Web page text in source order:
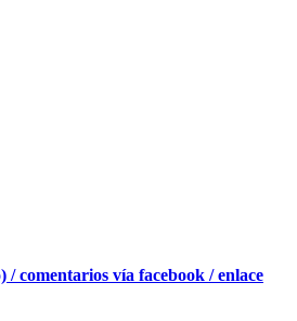
/ comentarios vía facebook / enlace